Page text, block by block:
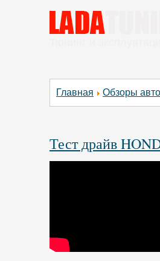
Главная Обзоры авто
Тест драйв